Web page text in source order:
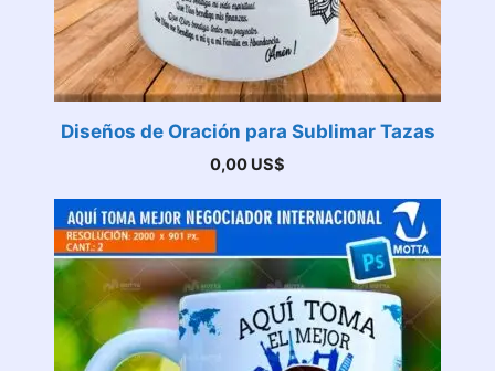
Diseños de Oración para Sublimar Tazas
0,00 US$